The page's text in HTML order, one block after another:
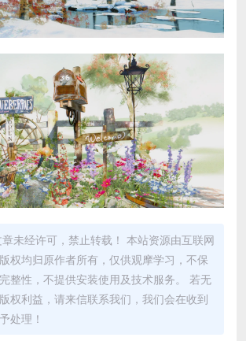
未经许可，禁止转载！ 本站资源由互联网
权均归原作者所有，仅供观摩学习，不保
整性，不提供安装使用及技术服务。 若无
权利益，请来信联系我们，我们会在收到
处理！